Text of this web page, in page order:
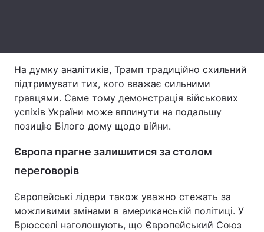
На думку аналітиків, Трамп традиційно схильний
підтримувати тих, кого вважає сильними
гравцями. Саме тому демонстрація військових
успіхів України може вплинути на подальшу
позицію Білого дому щодо війни.
Європа прагне залишитися за столом
переговорів
Європейські лідери також уважно стежать за
можливими змінами в американській політиці. У
Брюсселі наголошують, що Європейський Союз